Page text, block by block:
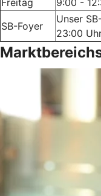
SB-Foyer
Unser
23:00